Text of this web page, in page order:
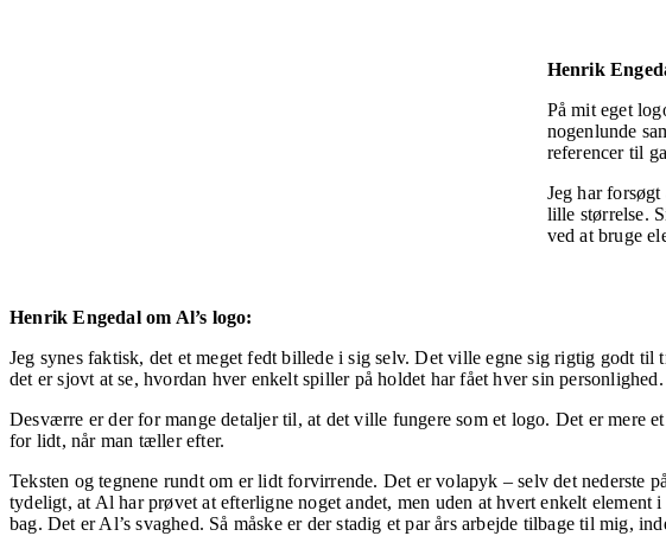
Henrik
På mit eget
nogenlunde
referencer til
Jeg har
lille størrelse.
ved at bru­ge
Henrik Engedal om Al’s logo:
Jeg synes faktisk, det et meget fedt bille­de i sig selv. Det ville egne sig rigtig godt
det er sjovt at se, hvordan hver enkelt spiller på holdet har fået hver sin
Desværre er der for mange detaljer til, at det ville fungere som et logo. Det er mere
for lidt, når man tæller ef­ter.
Teksten og tegnene rundt om er lidt forvirrende. Det er volapyk – selv det ne­derste
tydeligt, at Al har prøvet at efterligne noget andet, men uden at hvert enkelt
bag. Det er Al’s svaghed. Så måske er der stadig et par års arbejde tilbage til mig,